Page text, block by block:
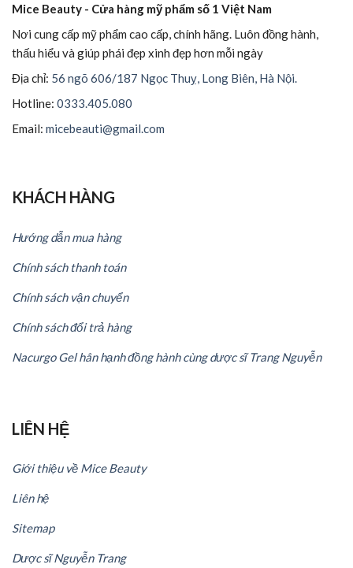
Mice Beauty - Cửa hàng mỹ phẩm số 1 Việt Nam
Nơi cung cấp mỹ phẩm cao cấp, chính hãng. Luôn đồng hành,
thấu hiểu và giúp phái đẹp xinh đẹp hơn mỗi ngày
Địa chỉ: 56 ngõ 606/187 Ngọc Thuỵ, Long Biên, Hà Nội.
Hotline: 0333.405.080
Email: micebeauti@gmail.com
KHÁCH HÀNG
Hướng dẫn mua hàng
Chính sách thanh toán
Chính sách vận chuyển
Chính sách đổi trả hàng
Nacurgo Gel hân hạnh đồng hành cùng dược sĩ Trang Nguyễn
LIÊN HỆ
Giới thiệu về Mice Beauty
Liên hệ
Sitemap
Dược sĩ Nguyễn Trang